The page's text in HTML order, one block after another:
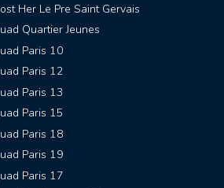
Her Le Pre Saint Gervais
Quartier Jeunes
Paris 10
Paris 12
Paris 13
Paris 15
Paris 18
Paris 19
Paris 17